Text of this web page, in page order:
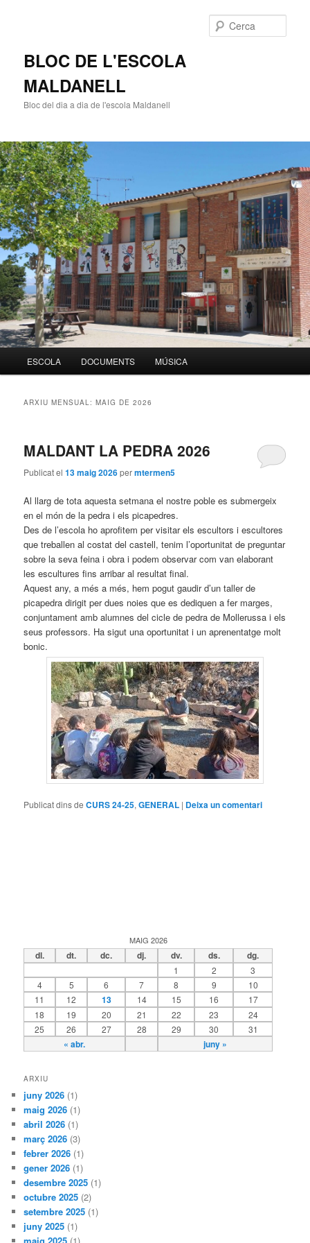
BLOC DE L'ESCOLA
MALDANELL
Bloc del dia a dia de l'escola Maldanell
Aneu
principal
Aneu
secundari
ESCOLA DOCUMENTS MÚSICA
ARXIU MENSUAL:MAIG DE 2026
MALDANT LA PEDRA 2026
Publicat el13 maig 2026permtermen5
Al llarg de tota aquesta setmana el nostre poble es submergeix
en el món de la pedra i els picapedres.
Des de l’escola ho aprofitem per visitar els escultors i escultores
que treballen al costat del castell, tenim l’oportunitat de preguntar
sobre la seva feina i obra i podem observar com van elaborant
les escultures fins arribar al resultat final.
Aquest any, a més a més, hem pogut gaudir d’un taller de
picapedra dirigit per dues noies que es dediquen a fer marges,
conjuntament amb alumnes del cicle de pedra de Mollerussa i els
seus professors. Ha sigut una oportunitat i un aprenentatge molt
bonic.
Publicat dins de CURS 24-25,GENERAL | Deixa un comentari
MAIG 2026
dl. dt. dc. dj. dv. ds. dg.
« abr. juny »
1 2
3
4
5 6 7 8 9
10
11
12 13 14 15 16
17
18
19 20 21 22 23
24
25
26 27 28 29 30 31
ARXIU
juny 2026 (1)
maig 2026 (1)
abril 2026 (1)
març 2026 (3)
febrer 2026 (1)
gener 2026 (1)
desembre 2025 (1)
octubre 2025 (2)
setembre 2025 (1)
juny 2025 (1)